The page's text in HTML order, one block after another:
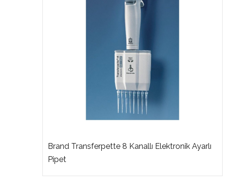
Brand Transferpette 8 Kanallı Elektronik Ayarlı
Pipet